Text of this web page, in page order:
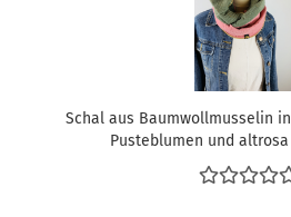
Schal aus Baumwollmusselin
Pusteblumen und